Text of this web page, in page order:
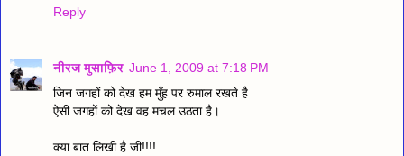
Reply
नीरज मुसाफ़िर June 1, 2009 at 7:18 PM
जिन जगहों को देख हम मुँह पर रुमाल रखते है
ऐसी जगहों को देख वह मचल उठता है।
...
क्या बात लिखी है जी!!!!